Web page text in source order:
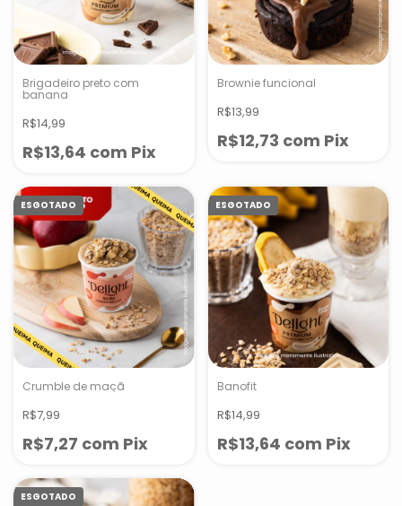
Brigadeiro preto com
banana
R$14,99
R$13,64 com Pix
Brownie funcional
R$13,99
R$12,73 com Pix
ESGOTADO
Crumble de maçã
R$7,99
R$7,27 com Pix
ESGOTADO
Banofit
R$14,99
R$13,64 com Pix
ESGOTADO